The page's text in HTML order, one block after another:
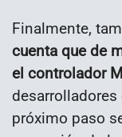
Finalmente,
cuenta que de
el controlador
desarrolladores
próximo paso